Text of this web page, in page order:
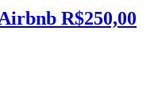
R$250,00